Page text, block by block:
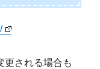
される場合も